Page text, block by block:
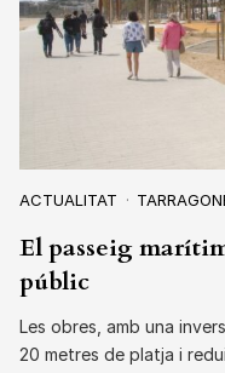
ACTUALITAT
El passeig
públic
Les obres, amb una
20 metres de platja i